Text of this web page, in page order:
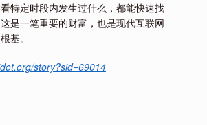
特定时段内发生过什么，都能快速找
是一笔重要的财富，也是现代互联网
基。
story?sid=69014